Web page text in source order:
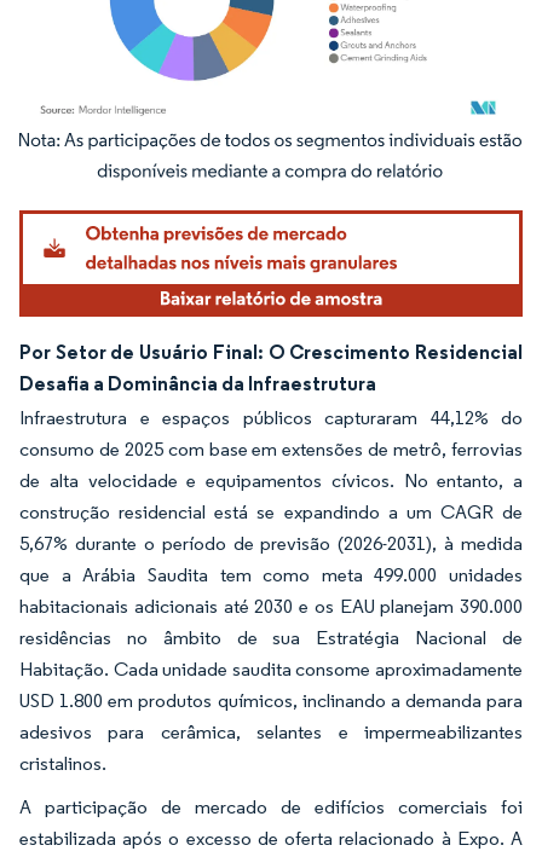
Imagem © Mordor Intelligence. O reuso requer atribuição conforme CC BY 4.0.
Por Setor de Usuário Final: O Crescimento Residencial
Desafia a Dominância da Infraestrutura
Infraestrutura e espaços públicos capturaram 44,12% do
consumo de 2025 com base em extensões de metrô, ferrovias
de alta velocidade e equipamentos cívicos. No entanto, a
construção residencial está se expandindo a um CAGR de
5,67% durante o período de previsão (2026-2031), à medida
que a Arábia Saudita tem como meta 499.000 unidades
habitacionais adicionais até 2030 e os EAU planejam 390.000
residências no âmbito de sua Estratégia Nacional de
Habitação. Cada unidade saudita consome aproximadamente
USD 1.800 em produtos químicos, inclinando a demanda para
adesivos para cerâmica, selantes e impermeabilizantes
cristalinos.
A participação de mercado de edifícios comerciais foi
estabilizada após o excesso de oferta relacionado à Expo. A